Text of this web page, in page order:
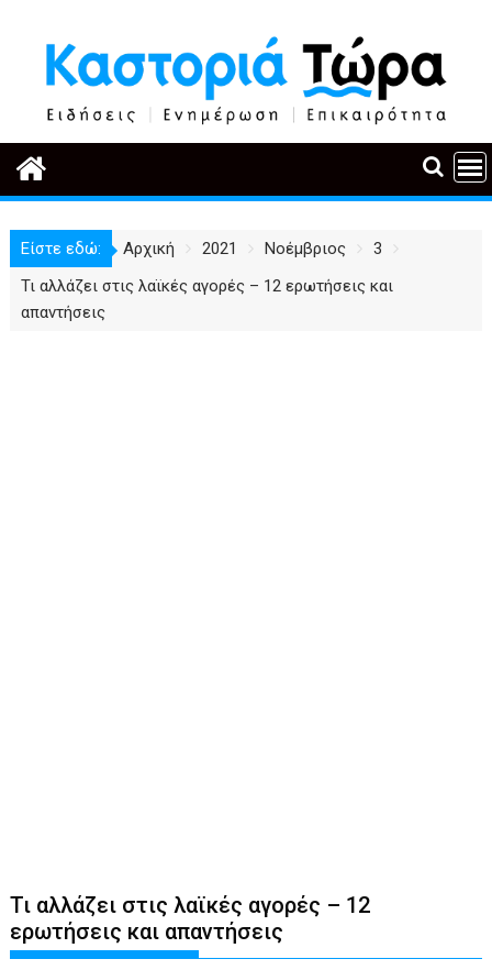
περιεχόμενο
Είστε εδώ: Αρχική 2021 Νοέμβριος
3
Τι αλλάζει στις λαϊκές αγορές – 12 ερωτήσεις και
απαντήσεις
Τι αλλάζει στις λαϊκές αγορές – 12
ερωτήσεις και απαντήσεις